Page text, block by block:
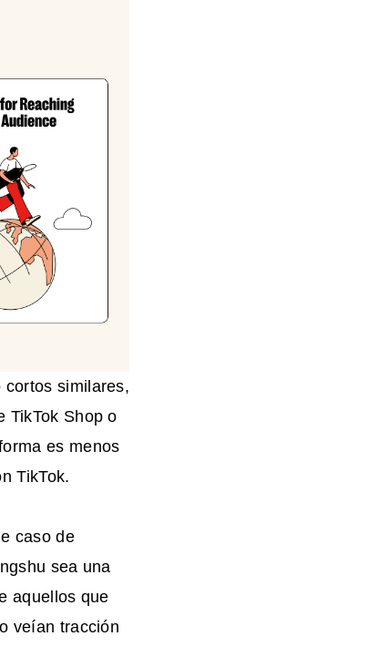
similares,
TikTok Shop o
es menos
TikTok.
caso de
sea una
aquellos que
veían tracción